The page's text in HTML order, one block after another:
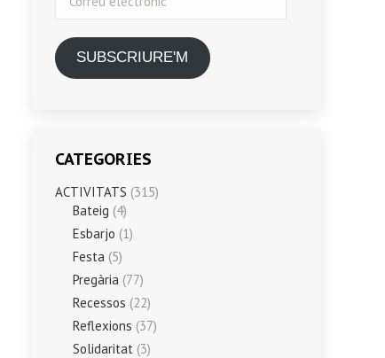
electrònic
SUBSCRIURE'M
CATEGORIES
ACTIVITATS (315)
Bateig (4)
Esbarjo (1)
Festa (5)
Pregària (77)
Recessos (22)
Reflexions (37)
Solidaritat (3)